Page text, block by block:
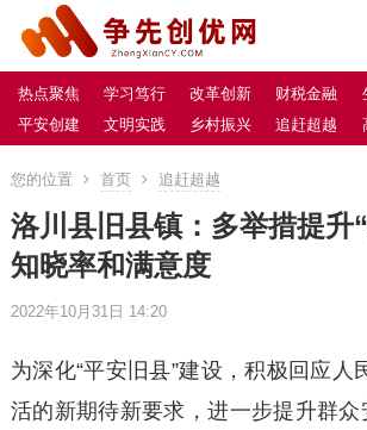
热点聚焦 学习笃行 改革创新 财税金融
平安创建
文明实践 乡村振兴 追赶超越
您的位置 首页 追赶超越
洛川县旧县镇：多举措提升
知晓率和满意度
2022年10月31日 14:20
为深化“平安旧县”建设，积极回应人
活的新期待新要求，进一步提升群